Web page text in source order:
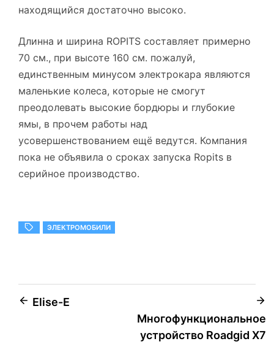
находящийся достаточно высоко.
Длинна и ширина ROPITS составляет примерно
70 см., при высоте 160 см. пожалуй,
единственным минусом электрокара являются
маленькие колеса, которые не смогут
преодолевать высокие бордюры и глубокие
ямы, в прочем работы над
усовершенствованием ещё ведутся. Компания
пока не объявила о сроках запуска Ropits в
серийное производство.
ЭЛЕКТРОМОБИЛИ
Навигация
Elise-E
Многофункциональное
устройство Roadgid X7